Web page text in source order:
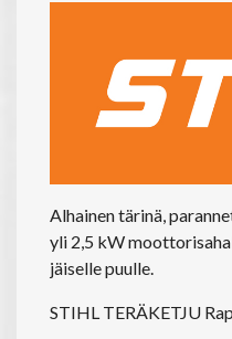
Alhainen tärinä,
yli 2,5 kW
jäiselle puulle.
STIHL TERÄKETJU